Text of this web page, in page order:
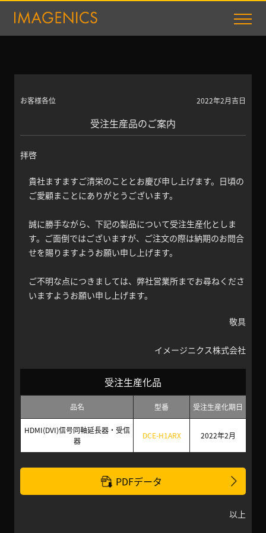
お客様各位 2022年2月吉日
受注生産品のご案内
拝啓
貴社ますますご清栄のこととお慶び申し上げます。日頃の
ご愛顧まことにありがとうございます。
誠に勝手ながら、下記の製品について受注生産化としま
す。ご面倒ではございますが、ご注文の際は納期のお問合
せを賜りますようお願い申し上げます。
ご不明な点につきましては、弊社営業所までお尋ねくださ
いますようお願い申し上げます。
敬具
イメージニクス株式会社
受注生産化品
品名 型番 受注生産化期日
HDMI(DVI)信号同軸延長器・受信
器
DCE-H1ARX 2022年2月
PDFデータ
以上